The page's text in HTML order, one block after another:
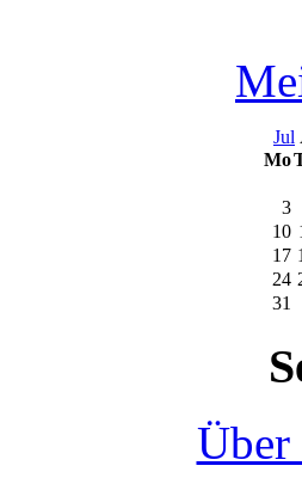
Jul
Mo
3
10
17
24
31